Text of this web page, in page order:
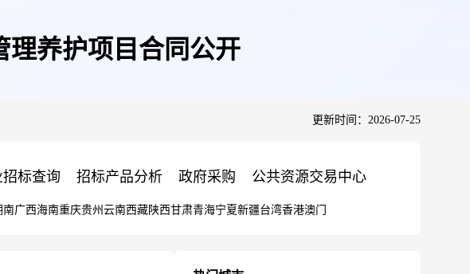
理养护项目合同公开
更新时间：2026-07-25
标查询 招标产品分析 政府采购 公共资源交易中心
南广西海南重庆贵州 云南西藏陕西甘肃青海宁夏新疆台湾香港澳门